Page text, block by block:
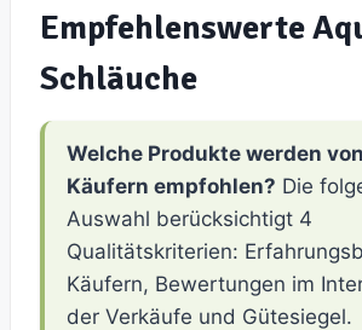
Empfehlenswerte
Schläuche
Welche Produkte werden
Käufern empfohlen? Die
Auswahl berücksichtigt 4
Qualitätskriterien:
Käufern, Bewertungen im
der Verkäufe und Gütesiegel.